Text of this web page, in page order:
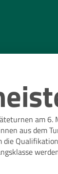
am 6.
aus dem